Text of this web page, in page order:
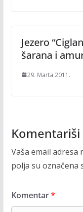
Jezero
šarana i
29. Marta 2011.
Komentariši
Vaša email adresa
polja su označena
Komentar*